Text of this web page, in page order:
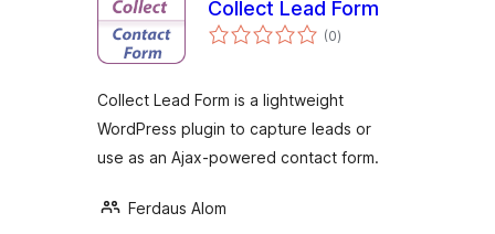
Collect Lead Form
(0αξιολογήσεις
σύνολο
)
Collect Lead Form is a lightweight
WordPress plugin to capture leads or
use as an Ajax-powered contact form.
Ferdaus Alom